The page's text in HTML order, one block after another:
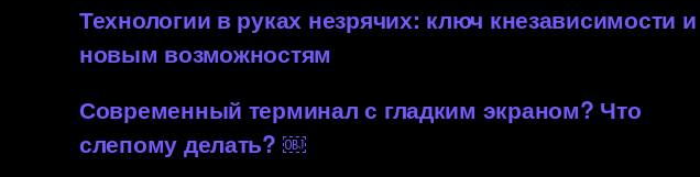
Технологии в руках незрячих: ключ кнезависимости и
новым возможностям
Современный терминал с гладким экраном? Что
слепому делать? ￼